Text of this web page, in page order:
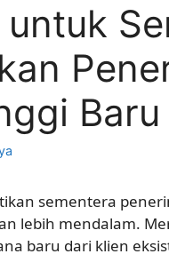
Baru
sementera
lebih mendalam.
baru dari klien